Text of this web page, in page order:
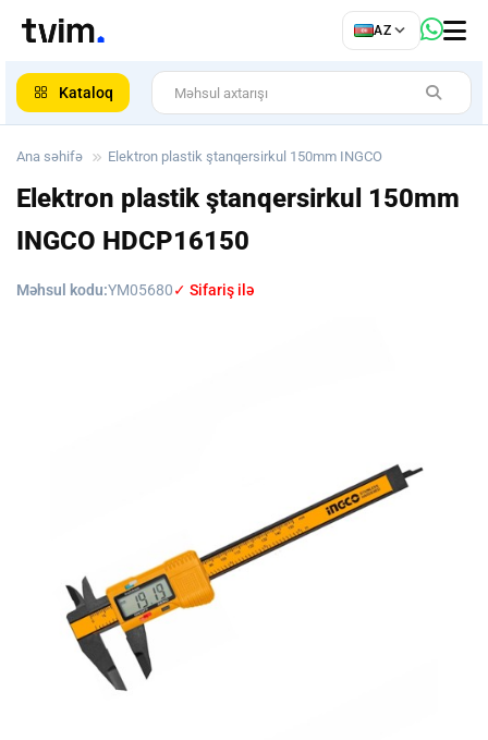
AZ
Kataloq
Ana səhifə Elektron plastik ştanqersirkul 150mm INGCO
Elektron plastik ştanqersirkul 150mm
INGCO HDCP16150
Məhsul kodu:YM05680✓ Sifariş ilə